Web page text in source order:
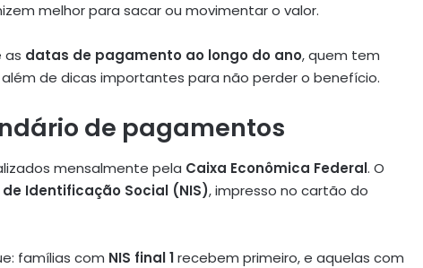
melhor para sacar ou movimentar o valor.
as datas de pagamento ao longo do ano, quem tem
de dicas importantes para não perder o benefício.
de pagamentos
mensalmente pela Caixa Econômica Federal. O
de Identificação Social (NIS), impresso no cartão do
famílias com NIS final 1recebem primeiro, e aquelas com